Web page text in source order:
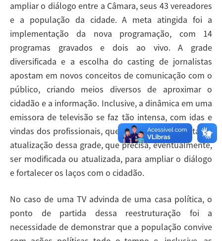
ampliar o diálogo entre a Câmara, seus 43 vereadores
e a população da cidade. A meta atingida foi a
implementação da nova programação, com 14
programas gravados e dois ao vivo. A grade
diversificada e a escolha do casting de jornalistas
apostam em novos conceitos de comunicação com o
público, criando meios diversos de aproximar o
cidadão e a informação. Inclusive, a dinâmica em uma
emissora de televisão se faz tão intensa, com idas e
vindas dos profissionais, que obriga a uma constante
atualização dessa grade, que precisa, eventualmente,
ser modificada ou atualizada, para ampliar o diálogo
e fortalecer os laços com o cidadão.
No caso de uma TV advinda de uma casa política, o
ponto de partida dessa reestruturação foi a
necessidade de demonstrar que a população convive